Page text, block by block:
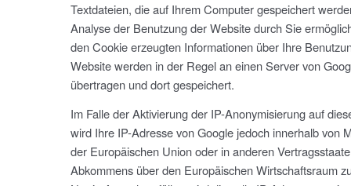
Textdateien, die auf Ihrem Computer gespeichert
Analyse der Benutzung der Website durch Sie
den Cookie erzeugten Informationen über Ihre
Website werden in der Regel an einen Server von
übertragen und dort gespeichert.
Im Falle der Aktivierung der IP-Anonymisierung auf
wird Ihre IP-Adresse von Google jedoch innerhalb von
der Europäischen Union oder in anderen
Abkommens über den Europäischen Wirtschaftsraum